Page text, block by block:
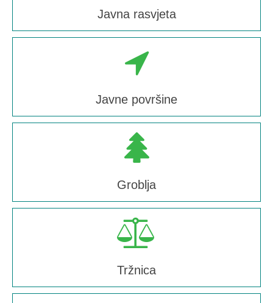
Javna rasvjeta
Javne površine
Groblja
Tržnica